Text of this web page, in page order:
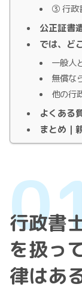
③ 行政
公正証書
では、ど
一般人
無償な
他の行
よくある
まとめ｜
行政書
を扱っ
律はあ